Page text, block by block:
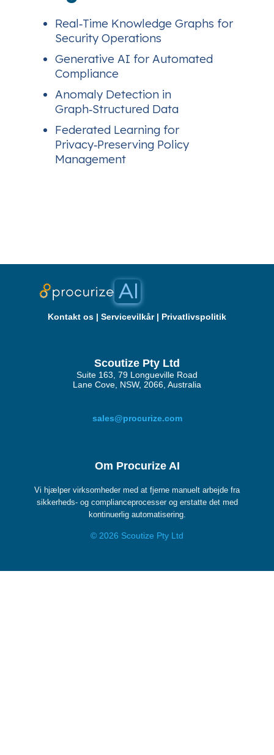
Real‑Time Knowledge Graphs for
Security Operations
Generative AI for Automated
Compliance
Anomaly Detection in
Graph‑Structured Data
Federated Learning for
Privacy‑Preserving Policy
Management
Kontakt os | Servicevilkår| Privatlivspolitik
Scoutize Pty Ltd
Suite 163, 79 Longueville Road
Lane Cove, NSW, 2066, Australia
sales@procurize.com
Om Procurize AI
Vi hjælper virksomheder med at fjerne manuelt arbejde fra
sikkerheds- og complianceprocesser og erstatte det med
kontinuerlig automatisering.
© 2026 Scoutize Pty Ltd